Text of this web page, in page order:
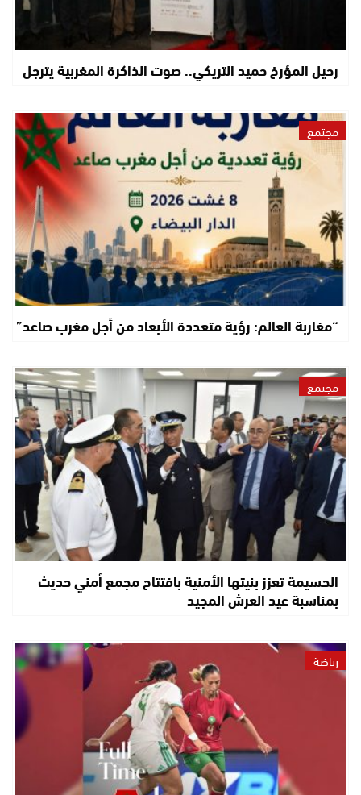
رحيل المؤرخ حميد التريكي.. صوت الذاكرة المغربية يترجل
مجتمع
“مغاربة العالم: رؤية متعددة الأبعاد من أجل مغرب صاعد”
مجتمع
الحسيمة تعزز بنيتها الأمنية بافتتاح مجمع أمني حديث
بمناسبة عيد العرش المجيد
رياضة